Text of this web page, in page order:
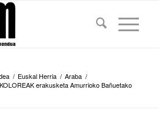
/ Euskal Herria / Araba /
erakusketa Amurrioko Bañuetako